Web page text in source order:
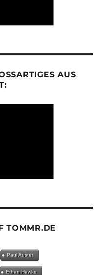
AUS D
TOMMR.DE
Paul Auster
Ethan Hawke